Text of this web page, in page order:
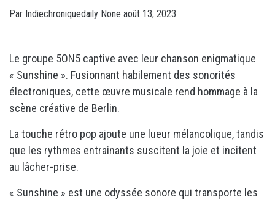
Par Indiechroniquedaily None août 13, 2023
Le groupe 5ON5 captive avec leur chanson enigmatique
« Sunshine ». Fusionnant habilement des sonorités
électroniques, cette œuvre musicale rend hommage à la
scène créative de Berlin.
La touche rétro pop ajoute une lueur mélancolique, tandis
que les rythmes entrainants suscitent la joie et incitent
au lâcher-prise.
« Sunshine » est une odyssée sonore qui transporte les